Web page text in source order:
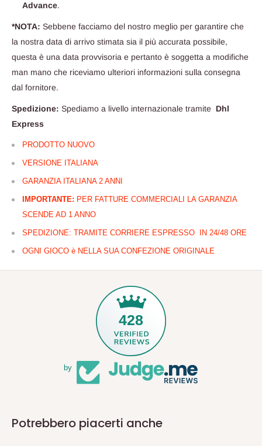
Advance.
*NOTA: Sebbene facciamo del nostro meglio per garantire che
la nostra data di arrivo stimata sia il più accurata possibile,
questa è una data provvisoria e pertanto è soggetta a modifiche
man mano che riceviamo ulteriori informazioni sulla consegna
dal fornitore.
Spedizione: Spediamo a livello internazionale tramite Dhl
Express
PRODOTTO NUOVO
VERSIONE ITALIANA
GARANZIA ITALIANA 2 ANNI
IMPORTANTE: PER FATTURE COMMERCIALI LA GARANZIA
SCENDE AD 1 ANNO
SPEDIZIONE: TRAMITE CORRIERE ESPRESSO IN 24/48 ORE
OGNI GIOCO è NELLA SUA CONFEZIONE ORIGINALE
428
by
Potrebbero piacerti anche